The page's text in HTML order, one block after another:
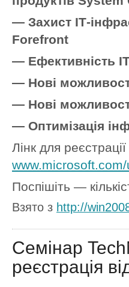
— Захист ІТ-
Forefront
— Ефективність
— Нові
— Нові
— Оптимізація
Лінк для
Поспішіть —
Взято з http://
Семінар
реєстрація